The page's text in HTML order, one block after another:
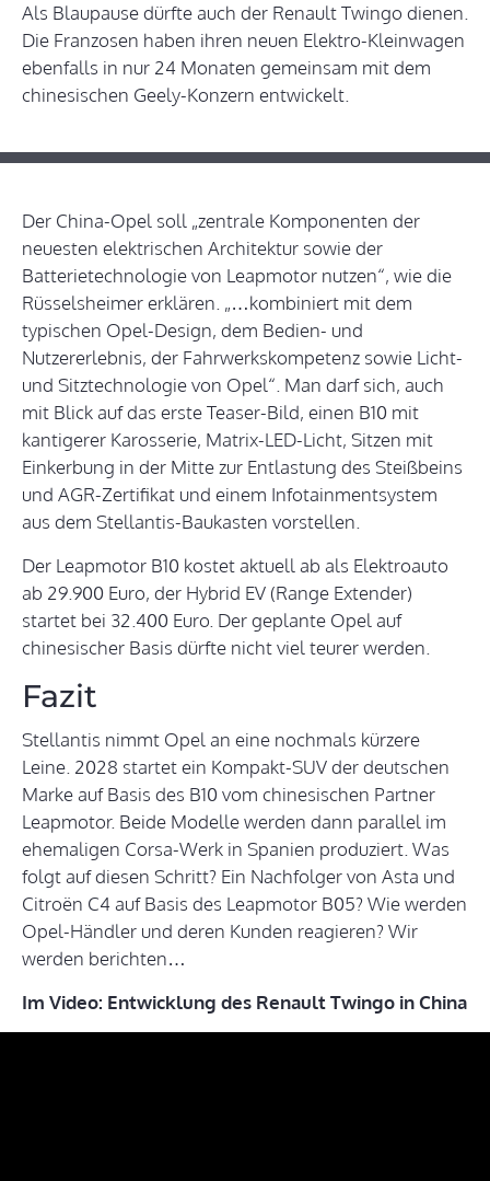
Als Blaupause dürfte auch der Renault Twingo dienen.
Die Franzosen haben ihren neuen Elektro-Kleinwagen
ebenfalls in nur 24 Monaten gemeinsam mit dem
chinesischen Geely-Konzern entwickelt.
Der China-Opel soll „zentrale Komponenten der
neuesten elektrischen Architektur sowie der
Batterietechnologie von Leapmotor nutzen“, wie die
Rüsselsheimer erklären. „…kombiniert mit dem
typischen Opel-Design, dem Bedien- und
Nutzererlebnis, der Fahrwerkskompetenz sowie Licht-
und Sitztechnologie von Opel“. Man darf sich, auch
mit Blick auf das erste Teaser-Bild, einen B10 mit
kantigerer Karosserie, Matrix-LED-Licht, Sitzen mit
Einkerbung in der Mitte zur Entlastung des Steißbeins
und AGR-Zertifikat und einem Infotainmentsystem
aus dem Stellantis-Baukasten vorstellen.
Der Leapmotor B10 kostet aktuell ab als Elektroauto
ab 29.900 Euro, der Hybrid EV (Range Extender)
startet bei 32.400 Euro. Der geplante Opel auf
chinesischer Basis dürfte nicht viel teurer werden.
Fazit
Stellantis nimmt Opel an eine nochmals kürzere
Leine. 2028 startet ein Kompakt-SUV der deutschen
Marke auf Basis des B10 vom chinesischen Partner
Leapmotor. Beide Modelle werden dann parallel im
ehemaligen Corsa-Werk in Spanien produziert. Was
folgt auf diesen Schritt? Ein Nachfolger von Asta und
Citroën C4 auf Basis des Leapmotor B05? Wie werden
Opel-Händler und deren Kunden reagieren? Wir
werden berichten…
Im Video: Entwicklung des Renault Twingo in China